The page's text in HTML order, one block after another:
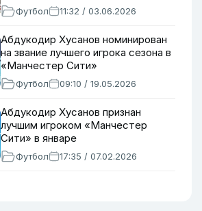
Футбол 11:32 / 03.06.2026
Абдукодир Хусанов номинирован
на звание лучшего игрока сезона в
«Манчестер Сити»
Футбол 09:10 / 19.05.2026
Абдукодир Хусанов признан
лучшим игроком «Манчестер
Сити» в январе
Футбол 17:35 / 07.02.2026